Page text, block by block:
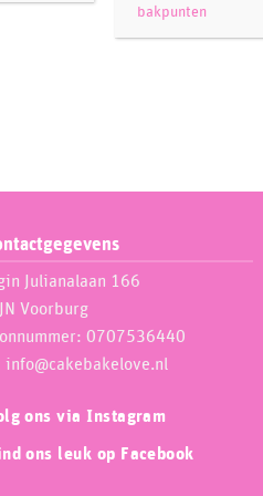
bakpunten
Julianalaan 166
Voorburg
0707536440
info@cakebakelove.nl
ons via Instagram
ons leuk op Facebook